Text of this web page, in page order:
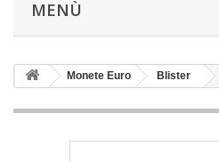
MENÙ
Monete Euro Blister